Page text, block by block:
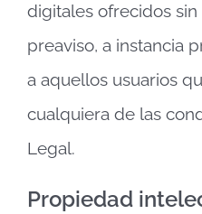
digitales ofrecidos
preaviso, a instancia
a aquellos usuarios
cualquiera de las
Legal.
Propiedad